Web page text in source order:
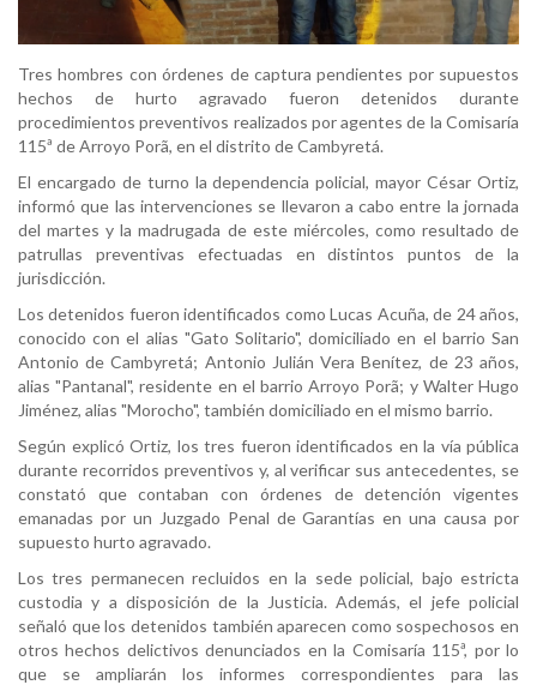
Tres hombres con órdenes de captura pendientes por supuestos
hechos de hurto agravado fueron detenidos durante
procedimientos preventivos realizados por agentes de la Comisaría
115ª de Arroyo Porã, en el distrito de Cambyretá.
El encargado de turno la dependencia policial, mayor César Ortiz,
informó que las intervenciones se llevaron a cabo entre la jornada
del martes y la madrugada de este miércoles, como resultado de
patrullas preventivas efectuadas en distintos puntos de la
jurisdicción.
Los detenidos fueron identificados como Lucas Acuña, de 24 años,
conocido con el alias "Gato Solitario", domiciliado en el barrio San
Antonio de Cambyretá; Antonio Julián Vera Benítez, de 23 años,
alias "Pantanal", residente en el barrio Arroyo Porã; y Walter Hugo
Jiménez, alias "Morocho", también domiciliado en el mismo barrio.
Según explicó Ortiz, los tres fueron identificados en la vía pública
durante recorridos preventivos y, al verificar sus antecedentes, se
constató que contaban con órdenes de detención vigentes
emanadas por un Juzgado Penal de Garantías en una causa por
supuesto hurto agravado.
Los tres permanecen recluidos en la sede policial, bajo estricta
custodia y a disposición de la Justicia. Además, el jefe policial
señaló que los detenidos también aparecen como sospechosos en
otros hechos delictivos denunciados en la Comisaría 115ª, por lo
que se ampliarán los informes correspondientes para las